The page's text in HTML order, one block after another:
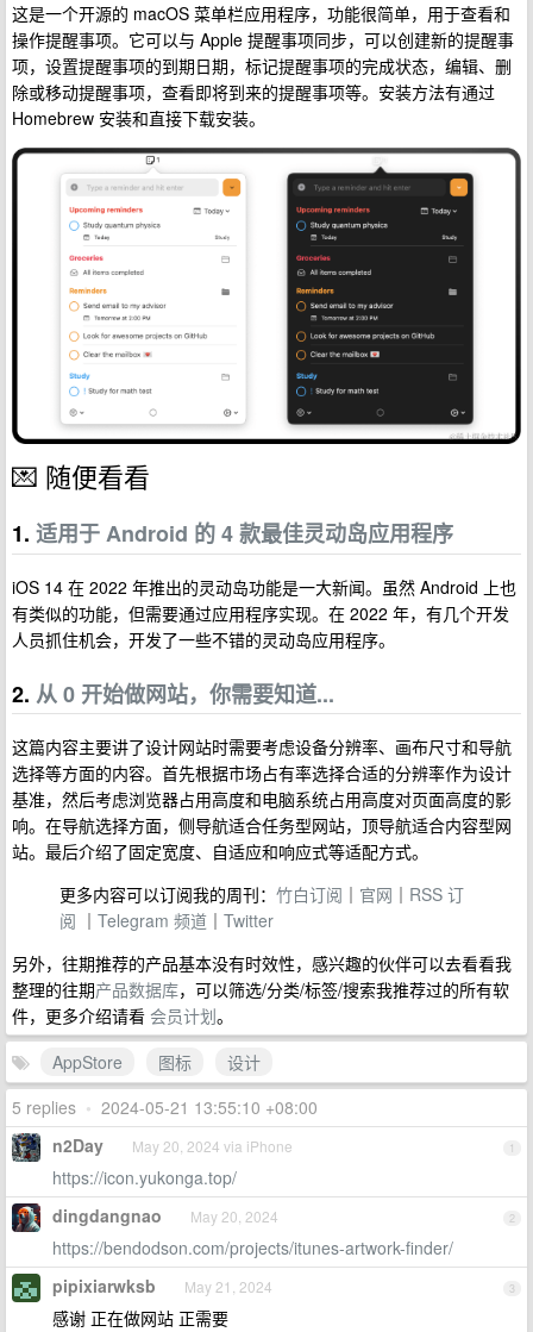
这是一个开源的 macOS 菜单栏应用程序，功能很简单，用于查看和
操作提醒事项。它可以与 Apple 提醒事项同步，可以创建新的提醒事
项，设置提醒事项的到期日期，标记提醒事项的完成状态，编辑、删
除或移动提醒事项，查看即将到来的提醒事项等。安装方法有通过
Homebrew 安装和直接下载安装。
💌 随便看看
1. 适用于 Android 的 4 款最佳灵动岛应用程序
iOS 14 在 2022 年推出的灵动岛功能是一大新闻。虽然 Android 上也
有类似的功能，但需要通过应用程序实现。在 2022 年，有几个开发
人员抓住机会，开发了一些不错的灵动岛应用程序。
2. 从 0 开始做网站，你需要知道...
这篇内容主要讲了设计网站时需要考虑设备分辨率、画布尺寸和导航
选择等方面的内容。首先根据市场占有率选择合适的分辨率作为设计
基准，然后考虑浏览器占用高度和电脑系统占用高度对页面高度的影
响。在导航选择方面，侧导航适合任务型网站，顶导航适合内容型网
站。最后介绍了固定宽度、自适应和响应式等适配方式。
更多内容可以订阅我的周刊： 竹白订阅 ｜ 官网 ｜ RSS 订
阅 ｜ Telegram 频道 ｜ Twitter
另外，往期推荐的产品基本没有时效性，感兴趣的伙伴可以去看看我
整理的往期产品数据库，可以筛选/分类/标签/搜索我推荐过的所有软
件，更多介绍请看 会员计划。
AppStore
图标
设计
5 replies • 2024-05-21 13:55:10 +08:00
1
n2Day May 20, 2024 via iPhone
https://icon.yukonga.top/
2
dingdangnao May 20, 2024
https://bendodson.com/projects/itunes-artwork-finder/
3
pipixiarwksb May 21, 2024
感谢 正在做网站 正需要